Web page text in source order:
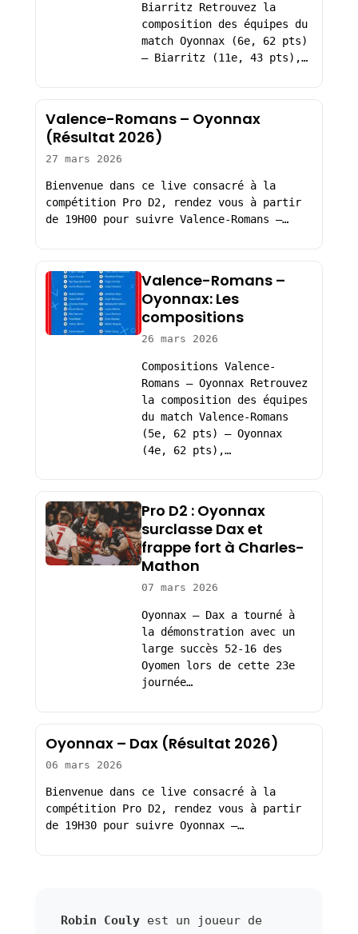
Biarritz Retrouvez la
composition des équipes du
match Oyonnax (6e, 62 pts)
– Biarritz (11e, 43 pts),…
Valence-Romans – Oyonnax
(Résultat 2026)
27 mars 2026
Bienvenue dans ce live consacré à la
compétition Pro D2, rendez vous à partir
de 19H00 pour suivre Valence-Romans –…
Valence-Romans –
Oyonnax: Les
compositions
26 mars 2026
Compositions Valence-
Romans – Oyonnax Retrouvez
la composition des équipes
du match Valence-Romans
(5e, 62 pts) – Oyonnax
(4e, 62 pts),…
Pro D2 : Oyonnax
surclasse Dax et
frappe fort à Charles-
Mathon
07 mars 2026
Oyonnax – Dax a tourné à
la démonstration avec un
large succès 52-16 des
Oyomen lors de cette 23e
journée…
Oyonnax – Dax (Résultat 2026)
06 mars 2026
Bienvenue dans ce live consacré à la
compétition Pro D2, rendez vous à partir
de 19H30 pour suivre Oyonnax –…
Robin Coulyest un joueur de